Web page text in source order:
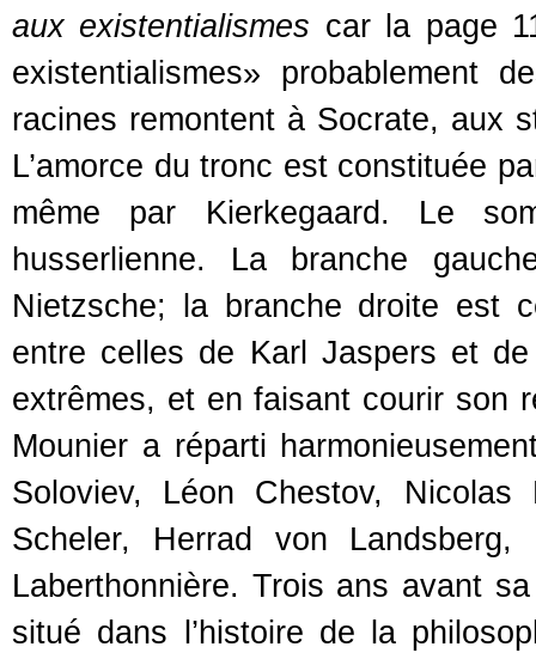
aux existentialismes car la page
existentialismes» probablement
racines remontent à Socrate, aux
L’amorce du tronc est constituée
même par Kierkegaard. Le
husserlienne. La branche
Nietzsche; la branche droite est
entre celles de Karl Jaspers et
extrêmes, et en faisant courir son
Mounier a réparti
Soloviev, Léon Chestov,
Scheler, Herrad von
Laberthonnière. Trois ans avant
situé dans l’histoire de la